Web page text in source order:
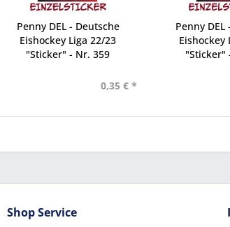
Penny DEL - Deutsche
Eishockey Liga 22/23
"Sticker" - Nr. 359
0,35 € *
Penny
Eishockey
"Sticker"
Shop Service